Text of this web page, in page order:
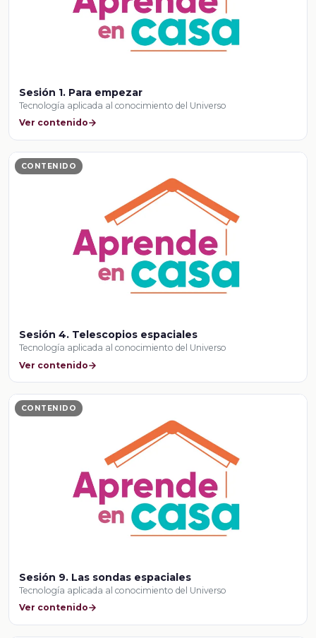
Sesión 1. Para empezar
Tecnología aplicada al conocimiento del Universo
Ver contenido
CONTENIDO
Sesión 4. Telescopios espaciales
Tecnología aplicada al conocimiento del Universo
Ver contenido
CONTENIDO
Sesión 9. Las sondas espaciales
Tecnología aplicada al conocimiento del Universo
Ver contenido